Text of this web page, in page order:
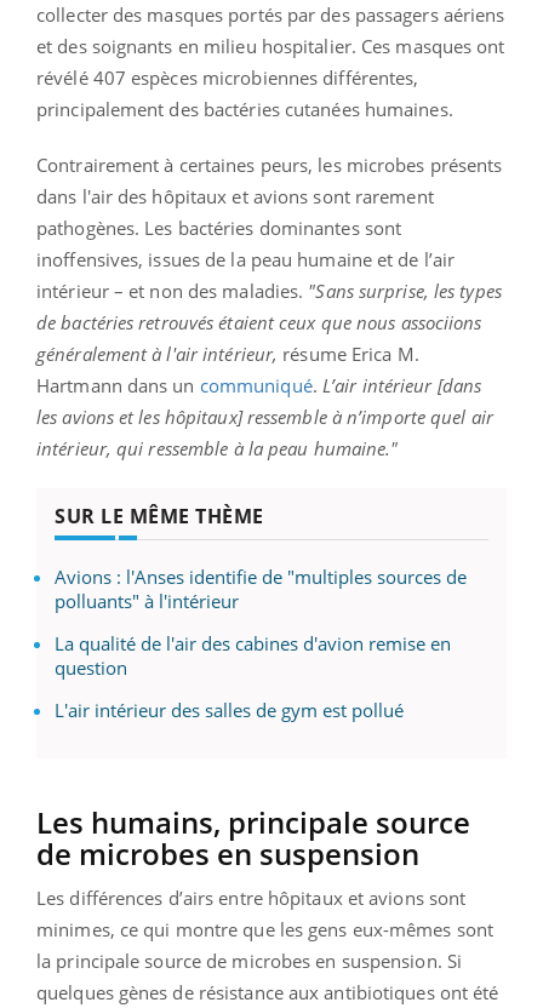
collecter des masques portés par des passagers aériens
et des soignants en milieu hospitalier. Ces masques ont
révélé 407 espèces microbiennes différentes,
principalement des bactéries cutanées humaines.
Contrairement à certaines peurs, les microbes présents
dans l'air des hôpitaux et avions sont rarement
pathogènes. Les bactéries dominantes sont
inoffensives, issues de la peau humaine et de l’air
intérieur – et non des maladies. "Sans surprise, les types
de bactéries retrouvés étaient ceux que nous associions
généralement à l'air intérieur, résume Erica M.
Hartmann dans un communiqué. L’air intérieur [dans
les avions et les hôpitaux] ressemble à n’importe quel air
intérieur, qui ressemble à la peau humaine."
SUR LE MÊME THÈME
Avions : l'Anses identifie de "multiples sources de
polluants" à l'intérieur
La qualité de l'air des cabines d'avion remise en
question
L'air intérieur des salles de gym est pollué
Les humains, principale source
de microbes en suspension
Les différences d’airs entre hôpitaux et avions sont
minimes, ce qui montre que les gens eux-mêmes sont
la principale source de microbes en suspension. Si
quelques gènes de résistance aux antibiotiques ont été